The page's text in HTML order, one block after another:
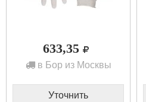
633,35
в Бор из Москвы
Уточнить